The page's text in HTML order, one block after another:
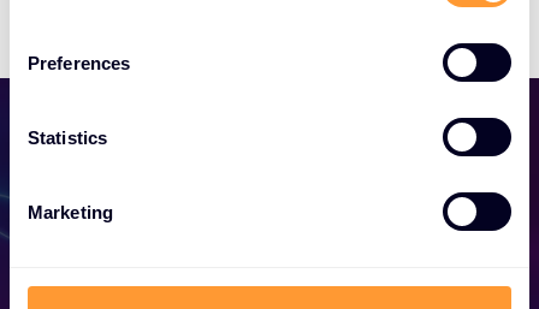
e
e
Preferences
Statistics
Marketing
Devenir partenaire